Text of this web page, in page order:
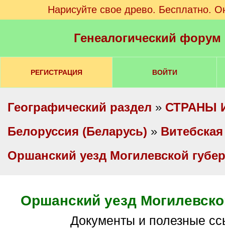
Нарисуйте свое древо. Бесплатно.
Генеалогический
РЕГИСТРАЦИЯ ВОЙТИ
Географический раздел » СТРАНЫ
Белоруссия (Беларусь) »
Оршанский уезд Могилевской
Оршанский уезд
Документы и полезные